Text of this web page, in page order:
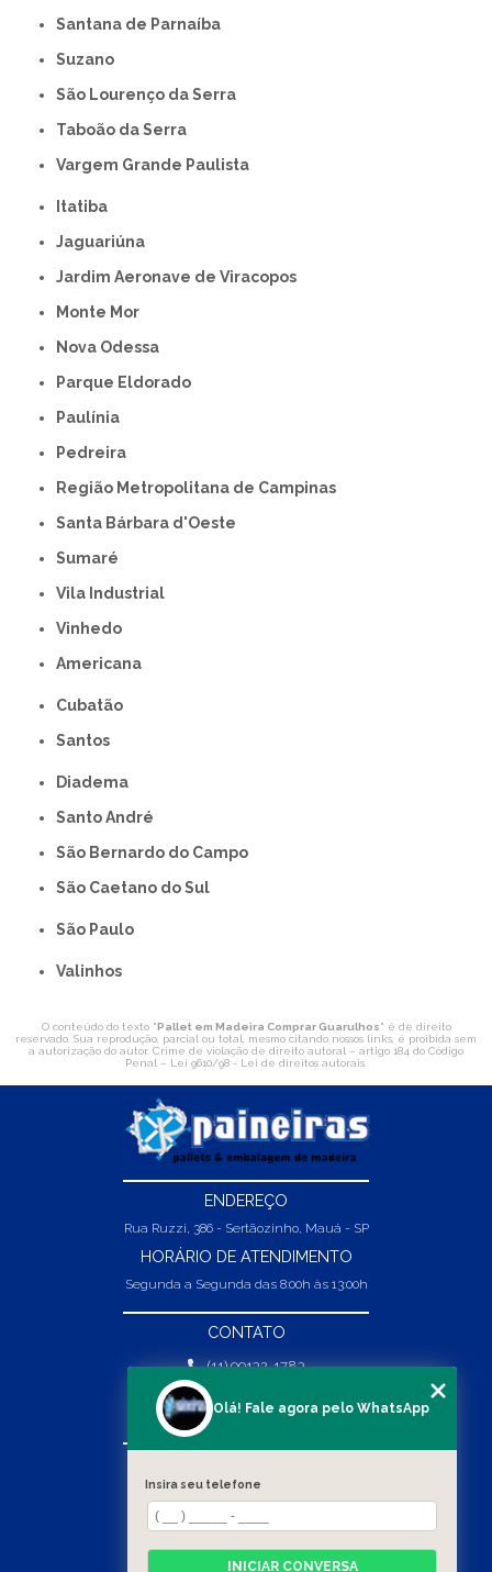
Santana de Parnaíba
Suzano
São Lourenço da Serra
Taboão da Serra
Vargem Grande Paulista
Itatiba
Jaguariúna
Jardim Aeronave de Viracopos
Monte Mor
Nova Odessa
Parque Eldorado
Paulínia
Pedreira
Região Metropolitana de Campinas
Santa Bárbara d'Oeste
Sumaré
Vila Industrial
Vinhedo
americana
Cubatão
Santos
Diadema
Santo André
São Bernardo do Campo
São Caetano do Sul
São Paulo
Valinhos
O conteúdo do texto " Pallet em Madeira Comprar Guarulhos" é de direito
reservado. Sua reprodução, parcial ou total, mesmo citando nossos links, é proibida sem
a autorização do autor. Crime de violação de direito autoral – artigo 184 do Código
Penal – Lei 9610/98 - Lei de direitos autorais.
ENDEREÇO
Rua Ruzzi, 386 - Sertãozinho, Mauá - SP
HORÁRIO DE ATENDIMENTO
Segunda a Segunda das 8:00h às 13:00h
CONTATO
(11) 99132-1783
(11) 99132-1783
vendas@abpaineiras.com.br
SOBRE NÓS
PRODUTOS
Olá! Fale agora pelo WhatsApp
Insira seu telefone
INICIAR CONVERSA